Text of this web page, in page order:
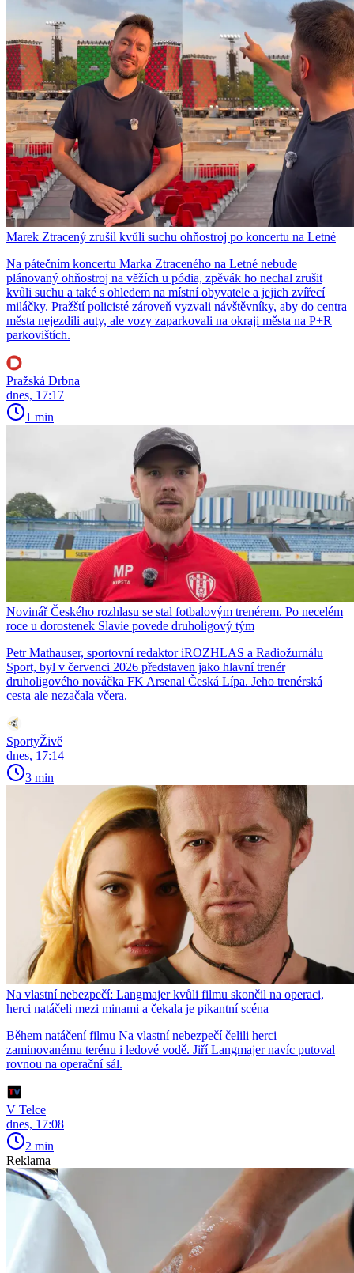
Marek Ztracený zrušil kvůli suchu ohňostroj po koncertu na Letné
Na pátečním koncertu Marka Ztraceného na Letné nebude
plánovaný ohňostroj na věžích u pódia, zpěvák ho nechal zrušit
kvůli suchu a také s ohledem na místní obyvatele a jejich zvířecí
miláčky. Pražští policisté zároveň vyzvali návštěvníky, aby do centra
města nejezdili auty, ale vozy zaparkovali na okraji města na P+R
parkovištích.
Pražská Drbna
dnes, 17:17
1 min
Novinář Českého rozhlasu se stal fotbalovým trenérem. Po necelém
roce u dorostenek Slavie povede druholigový tým
Petr Mathauser, sportovní redaktor iROZHLAS a Radiožurnálu
Sport, byl v červenci 2026 představen jako hlavní trenér
druholigového nováčka FK Arsenal Česká Lípa. Jeho trenérská
cesta ale nezačala včera.
SportyŽivě
dnes, 17:14
3 min
Na vlastní nebezpečí: Langmajer kvůli filmu skončil na operaci,
herci natáčeli mezi minami a čekala je pikantní scéna
Během natáčení filmu Na vlastní nebezpečí čelili herci
zaminovanému terénu i ledové vodě. Jiří Langmajer navíc putoval
rovnou na operační sál.
V Telce
dnes, 17:08
2 min
Reklama